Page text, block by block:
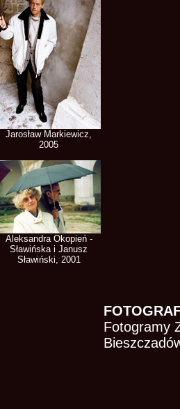
Jarosław Markiewicz,
2005
Aleksandra Okopień -
Sławińska i Janusz
Sławiński, 2001
Fotogramy